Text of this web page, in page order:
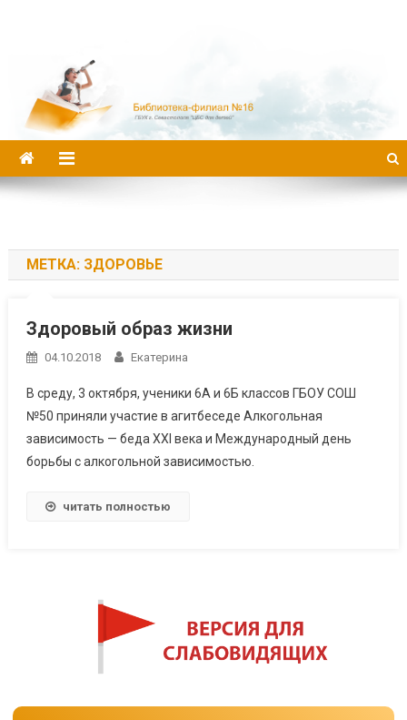
МЕТКА: ЗДОРОВЬЕ
Здоровый образ жизни
04.10.2018 Екатерина
В среду, 3 октября, ученики 6А и 6Б классов ГБОУ СОШ
№50 приняли участие в агитбеседе Алкогольная
зависимость — беда XXI века и Международный день
борьбы с алкогольной зависимостью.
читать полностью